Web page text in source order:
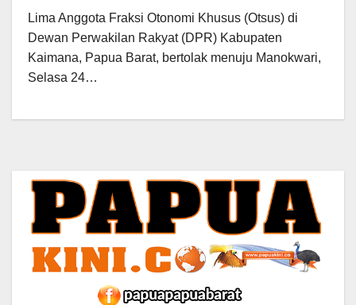
Lima Anggota Fraksi Otonomi Khusus (Otsus) di
Dewan Perwakilan Rakyat (DPR) Kabupaten
Kaimana, Papua Barat, bertolak menuju Manokwari,
Selasa 24…